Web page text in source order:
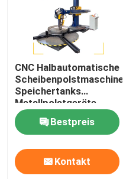
CNC Halbautomatische
Scheibenpolstmaschine
Speichertanks
Metallpolstgeräte
Bestpreis
Kontakt